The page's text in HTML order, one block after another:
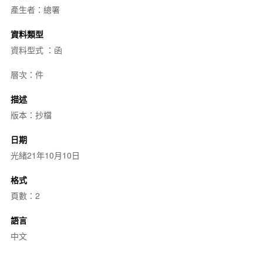
產生者：總署
資料類型
資料型式 ：函
層次：件
描述
版本：抄檔
日期
光緒21年10月10日
格式
頁數：2
語言
中文